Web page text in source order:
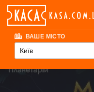
ВАШЕ МІСТО
Київ